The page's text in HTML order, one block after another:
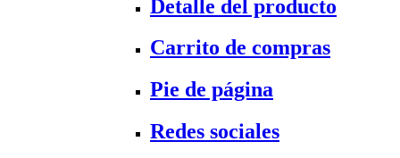
Detalle del producto
Carrito de compras
Pie de página
Redes sociales